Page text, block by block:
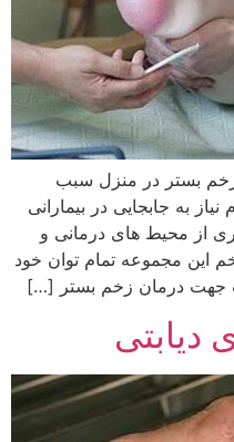
بستر در منزل سبب
به جابجایی در بیمارانی
از محیط های درمانی و
مجموعه تمام توان خود
جهت درمان زخم بستر […]
دیابتی